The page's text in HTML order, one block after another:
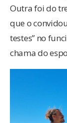
Outra foi do
que o
testes” no
chama do